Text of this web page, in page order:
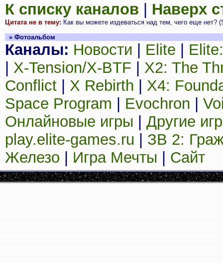
К списку каналов Наверх
Цитата не в тему: Как вы можете издеваться над тем, чего еще нет?
» Фотоальбом
Каналы: Новости Elite
X-Tension/X-BTF
X2: The
Conflict
X Rebirth
X4:
Space Program
Evochron
Онлайновые игры
Другие
play.elite-games.ru
ЗВ 2:
Железо
Игра Мечты Сайт